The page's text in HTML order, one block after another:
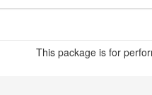
This package is for